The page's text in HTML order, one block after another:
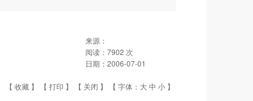
来源：
阅读： 7902 次
日期： 2006-07-01
【 收藏 】 【 打印 】 【 关闭 】 【 字体： 大中 小 】